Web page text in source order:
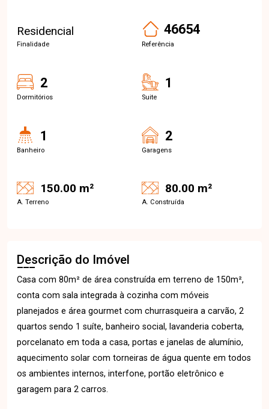
Residencial
Finalidade
46654
Referência
2
Dormitórios
1
Suite
1
Banheiro
2
Garagens
150.00 m²
A. Terreno
80.00 m²
A. Construída
Descrição do Imóvel
Casa com 80m² de área construída em terreno de 150m²,
conta com sala integrada à cozinha com móveis
planejados e área gourmet com churrasqueira a carvão, 2
quartos sendo 1 suíte, banheiro social, lavanderia coberta,
porcelanato em toda a casa, portas e janelas de alumínio,
aquecimento solar com torneiras de água quente em todos
os ambientes internos, interfone, portão eletrônico e
garagem para 2 carros.